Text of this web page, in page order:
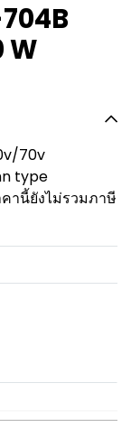
W
70v
type
านี้ยังไม่รวมภาษี